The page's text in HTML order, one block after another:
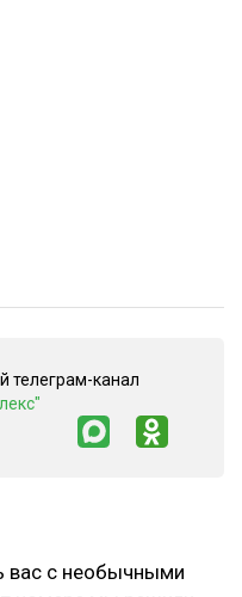
вас с необычными
телеграм-канал